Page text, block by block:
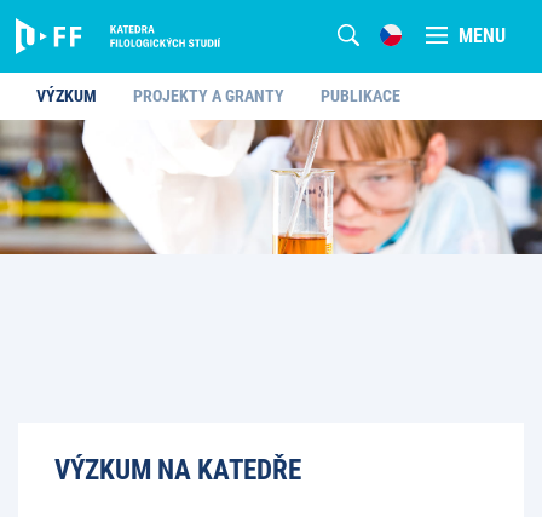
MENU
VÝZKUM PROJEKTY A GRANTY PUBLIKACE
VÝZKUM NA KATEDŘE